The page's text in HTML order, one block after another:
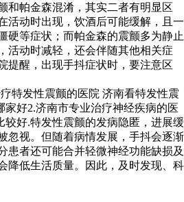
帕金森混淆，其实二者有明显区
活动时出现，饮酒后可能缓解，且一
硬等症状；而帕金森的震颤多为静止
活动时减轻，还会伴随其他相关症
提醒，出现手抖症状时，要注意区
发性震颤的医院 济南看特发性震
家好2.济南市专业治疗神经疾病的医
较好.特发性震颤的发病隐匿，进展缓
忽视。但随着病情发展，手抖会逐渐
患者还可能合并轻微神经功能缺损及
降低生活质量。因此，及时发现、科